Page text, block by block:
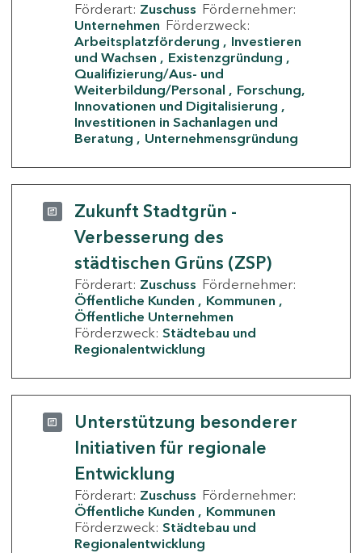
Förderart: Zuschuss Fördernehmer:
Unternehmen Förderzweck:
Arbeitsplatzförderung
Investieren
und Wachsen
Existenzgründung
Qualifizierung/Aus- und
Weiterbildung/Personal
Forschung,
Innovationen und Digitalisierung
Investitionen in Sachanlagen und
Beratung
Unternehmensgründung
Zukunft Stadtgrün -
Verbesserung des
städtischen Grüns (ZSP)
Förderart: Zuschuss Fördernehmer:
Öffentliche Kunden
Kommunen
Öffentliche Unternehmen
Förderzweck: Städtebau und
Regionalentwicklung
Unterstützung besonderer
Initiativen für regionale
Entwicklung
Förderart: Zuschuss Fördernehmer:
Öffentliche Kunden
Kommunen
Förderzweck: Städtebau und
Regionalentwicklung